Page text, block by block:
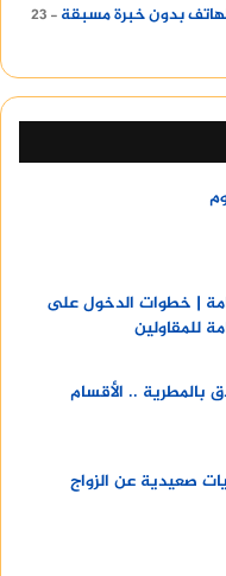
بدون خبرة مسبقة
23
| خطوات الدخول على
للمقاولين
بالمطرية .. الأقسام
صعيدية عن الزواج